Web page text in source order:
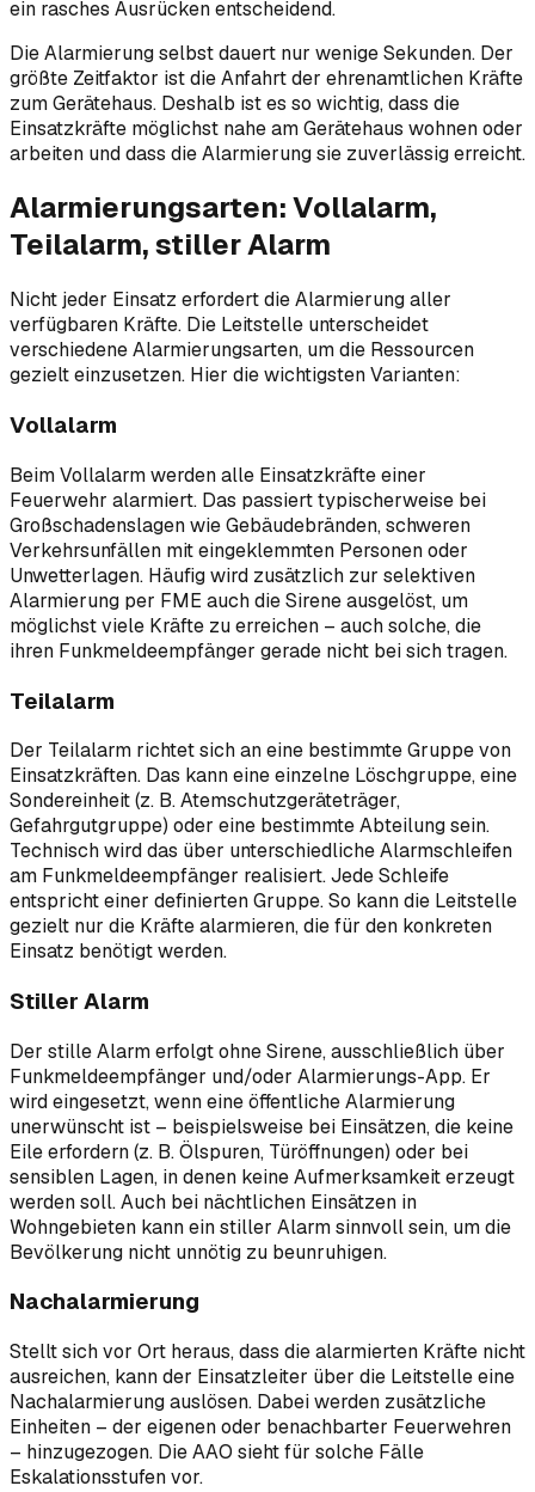
ein rasches Ausrücken entscheidend.
Die Alarmierung selbst dauert nur wenige Sekunden. Der
größte Zeitfaktor ist die Anfahrt der ehrenamtlichen Kräfte
zum Gerätehaus. Deshalb ist es so wichtig, dass die
Einsatzkräfte möglichst nahe am Gerätehaus wohnen oder
arbeiten und dass die Alarmierung sie zuverlässig erreicht.
Alarmierungsarten: Vollalarm,
Teilalarm, stiller Alarm
Nicht jeder Einsatz erfordert die Alarmierung aller
verfügbaren Kräfte. Die Leitstelle unterscheidet
verschiedene Alarmierungsarten, um die Ressourcen
gezielt einzusetzen. Hier die wichtigsten Varianten:
Vollalarm
Beim Vollalarm werden alle Einsatzkräfte einer
Feuerwehr alarmiert. Das passiert typischerweise bei
Großschadenslagen wie Gebäudebränden, schweren
Verkehrsunfällen mit eingeklemmten Personen oder
Unwetterlagen. Häufig wird zusätzlich zur selektiven
Alarmierung per FME auch die Sirene ausgelöst, um
möglichst viele Kräfte zu erreichen – auch solche, die
ihren Funkmeldeempfänger gerade nicht bei sich tragen.
Teilalarm
Der Teilalarm richtet sich an eine bestimmte Gruppe von
Einsatzkräften. Das kann eine einzelne Löschgruppe, eine
Sondereinheit (z. B. Atemschutzgeräteträger,
Gefahrgutgruppe) oder eine bestimmte Abteilung sein.
Technisch wird das über unterschiedliche Alarmschleifen
am Funkmeldeempfänger realisiert. Jede Schleife
entspricht einer definierten Gruppe. So kann die Leitstelle
gezielt nur die Kräfte alarmieren, die für den konkreten
Einsatz benötigt werden.
Stiller Alarm
Der stille Alarm erfolgt ohne Sirene, ausschließlich über
Funkmeldeempfänger und/oder Alarmierungs-App. Er
wird eingesetzt, wenn eine öffentliche Alarmierung
unerwünscht ist – beispielsweise bei Einsätzen, die keine
Eile erfordern (z. B. Ölspuren, Türöffnungen) oder bei
sensiblen Lagen, in denen keine Aufmerksamkeit erzeugt
werden soll. Auch bei nächtlichen Einsätzen in
Wohngebieten kann ein stiller Alarm sinnvoll sein, um die
Bevölkerung nicht unnötig zu beunruhigen.
Nachalarmierung
Stellt sich vor Ort heraus, dass die alarmierten Kräfte nicht
ausreichen, kann der Einsatzleiter über die Leitstelle eine
Nachalarmierung auslösen. Dabei werden zusätzliche
Einheiten – der eigenen oder benachbarter Feuerwehren
– hinzugezogen. Die AAO sieht für solche Fälle
Eskalationsstufen vor.